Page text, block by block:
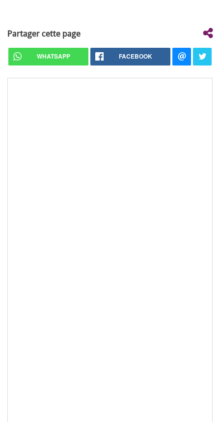
Partager cette page
WHATSAPP FACEBOOK